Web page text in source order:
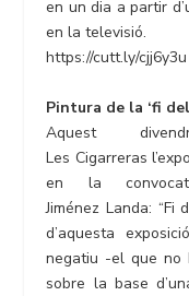
en un dia a partir
en la televisió.
https://cutt.ly/cjj6y3u
Pintura de la ‘fi
Aquest
Les Cigarreras
en la
Jiménez Landa:
d’aquesta
negatiu -el que no
sobre la base